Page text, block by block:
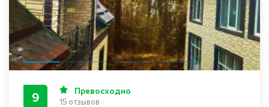
9 Превосходно
15 отзывов